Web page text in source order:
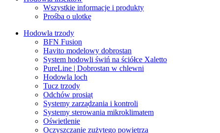
Wszystkie informacje i produkty
Prośba o ulotkę
Hodowla trzody
BFN Fusion
Havito modelowy dobrostan
System hodowli świń na ściółce Xaletto
PureLine | Dobrostan w chlewni
Hodowla loch
Tucz trzody
Odchów prosiąt
Systemy zarządzania i kontroli
Systemy sterowania mikroklimatem
Oświetlenie
Oczyszczanie zużytego powietrza